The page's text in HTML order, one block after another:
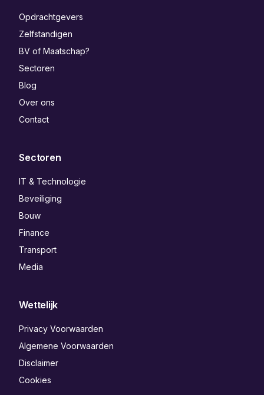
Opdrachtgevers
Zelfstandigen
BV of Maatschap?
Sectoren
Blog
Over ons
Contact
Sectoren
IT & Technologie
Beveiliging
Bouw
Finance
Transport
Media
Wettelijk
Privacy Voorwaarden
Algemene Voorwaarden
Disclaimer
Cookies